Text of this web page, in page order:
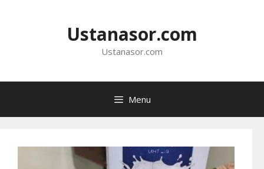
Ustanasor.com
Ustanasor.com
Menu